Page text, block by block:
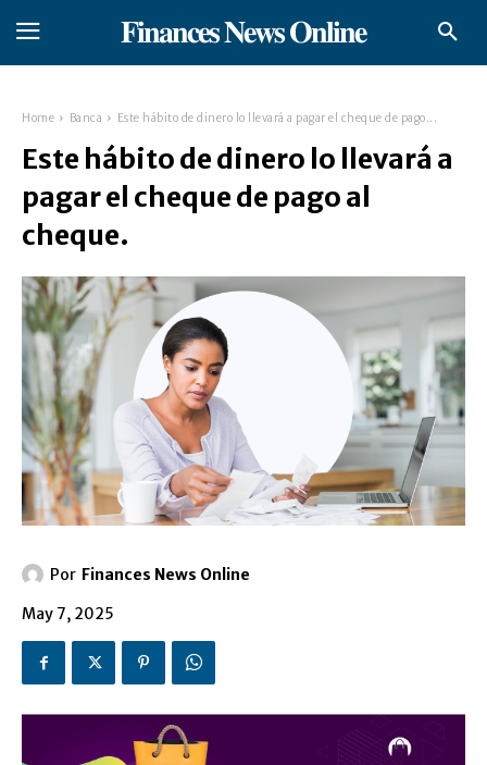
𝐅𝐢𝐧𝐚𝐧𝐜𝐞𝐬 𝐍𝐞𝐰𝐬 𝐎𝐧𝐥𝐢𝐧𝐞
Home Banca Este hábito de dinero lo llevará a pagar el cheque de pago...
Este hábito de dinero lo llevará a
pagar el cheque de pago al
cheque.
Por Finances News Online
May 7, 2025